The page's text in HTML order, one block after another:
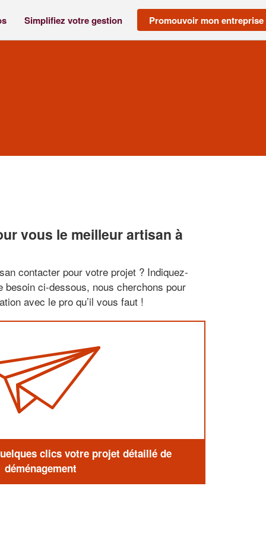
Simplifiez votre gestion Promouvoir mon entreprise
vous le meilleur artisan à
contacter pour votre projet ? Indiquez-
besoin ci-dessous, nous cherchons pour
avec le pro qu’il vous faut !
clics votre projet détaillé de
déménagement